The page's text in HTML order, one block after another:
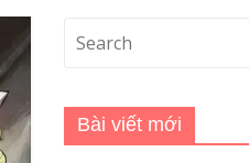
Bài viết mới